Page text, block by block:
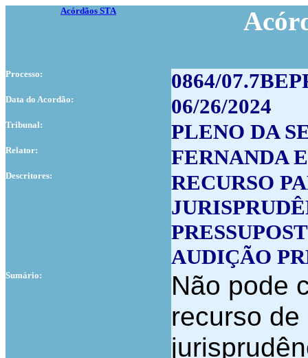
Acórdãos STA
Processo: 0864/
Data do Acordão: 06/26/2024
Tribunal: PLENO DA
Relator: FERNANDA
Descritores:
RECURSO
AUDIÇÃO
Sumário:
Não pode
recurso